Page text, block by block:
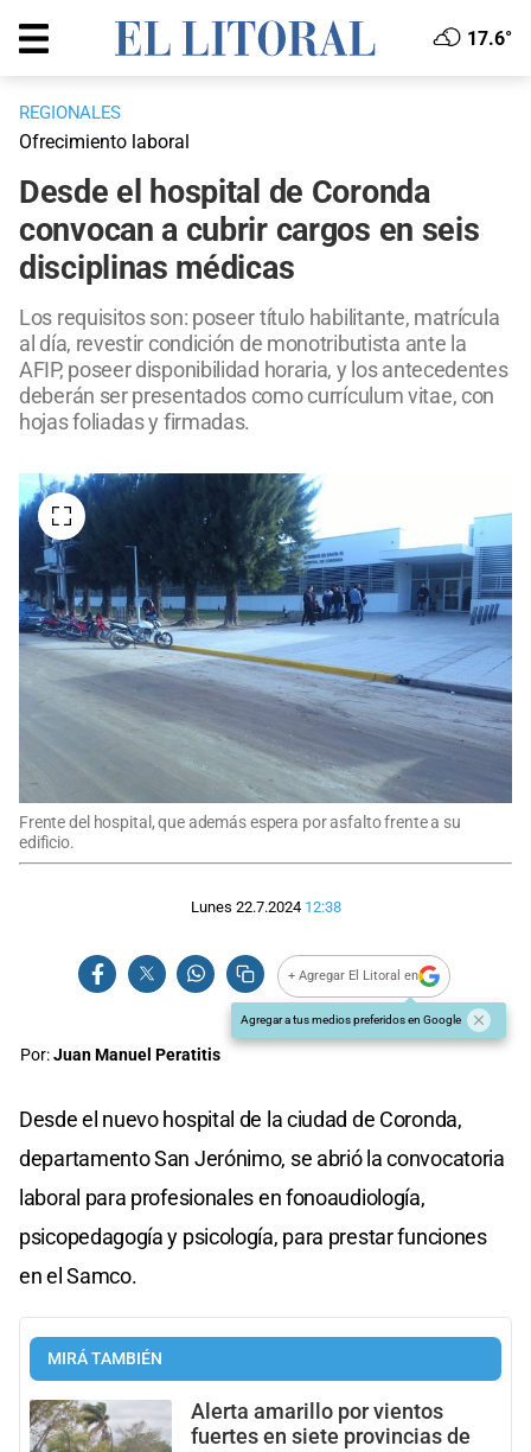
17.6°
REGIONALES
Ofrecimiento laboral
Desde el hospital de Coronda
convocan a cubrir cargos en seis
disciplinas médicas
Los requisitos son: poseer título habilitante, matrícula
al día, revestir condición de monotributista ante la
AFIP, poseer disponibilidad horaria, y los antecedentes
deberán ser presentados como currículum vitae, con
hojas foliadas y firmadas.
Frente del hospital, que además espera por asfalto frente a su
edificio.
Lunes 22.7.2024 12:38
+ Agregar El Litoral en
Agregar a tus medios preferidos en Google
Por:Juan Manuel Peratitis
Desde el nuevo hospital de la ciudad de Coronda,
departamento San Jerónimo, se abrió la convocatoria
laboral para profesionales en fonoaudiología,
psicopedagogía y psicología, para prestar funciones
en el Samco.
MIRÁ TAMBIÉN
Alerta amarillo por vientos
fuertes en siete provincias de